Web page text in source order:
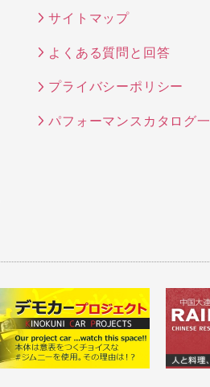
サイトマップ
よくある質問と回答
プライバシーポリシー
パフォーマンスカタログ